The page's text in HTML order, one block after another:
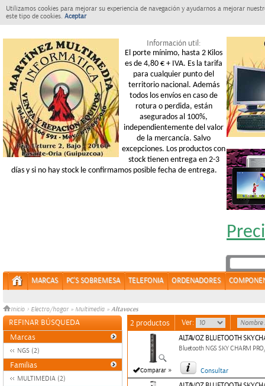
Utilizamos cookies para mejorar su experiencia de navegación y ayudarnos a mejorar
este tipo de cookies. Aceptar
Información util:
El porte mínimo, hasta 2 Kilos
es de 4,80 € + IVA. Es la tarifa
para cualquier punto del
territorio nacional. Además
todos los envíos en caso de
rotura o perdida, están
asegurados al 100%,
independientemente del valor
de la mercancía. Salvo
excepciones. Los productos con
stock tienen entrega en 2-3
días y si no hay stock le confirmamos posible fecha de entrega.
MARCAS PC'S SOBREMESA TELEFONIA ORDENADORES
Inicio > Electro/hogar » Multimedia » Altavoces
REFINAR BÚSQUEDA
Marcas
NGS (2)
Familias
MULTIMEDIA (2)
2 productos Ver:
Comparar »
ALTAVOZ BLUETOOTH
Bluetooth NGS SKY CHARM
Consultar